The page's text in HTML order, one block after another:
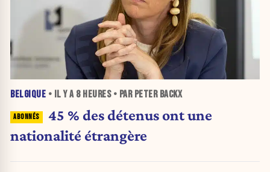
BELGIQUE • IL Y A 8 HEURES• PAR PETER BACKX
45 % des détenus ont une
nationalité étrangère